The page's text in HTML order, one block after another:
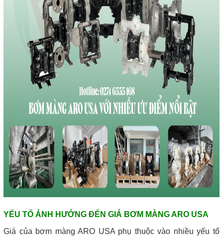
YẾU TỐ ẢNH HƯỞNG ĐẾN GIÁ BƠM MÀNG ARO USA
Giá của bơm màng ARO USA phụ thuộc vào nhiều yếu tố